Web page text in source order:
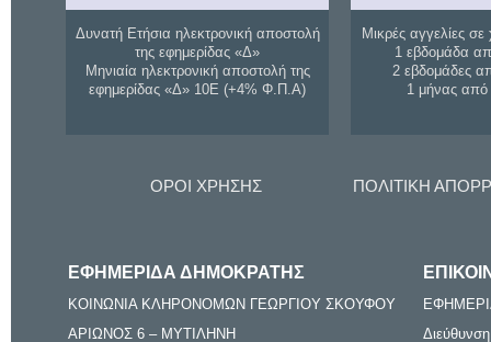
Δυνατή Ετήσια ηλεκτρονική αποστολή
της εφημερίδας «Δ»
Μηνιαία ηλεκτρονική αποστολή της
εφημερίδας «Δ» 10Ε (+4% Φ.Π.Α)
Μικρές αγγελίες σε
1 εβδομάδα
2 εβδομάδες
1 μήνας
ΟΡΟΙ ΧΡΗΣΗΣ ΠΟΛΙΤΙΚΗ
ΕΦΗΜΕΡΙΔΑ ΔΗΜΟΚΡΑΤΗΣ
ΚΟΙΝΩΝΙΑ ΚΛΗΡΟΝΟΜΩΝ ΓΕΩΡΓΙΟΥ ΣΚΟΥΦΟΥ
ΑΡΙΩΝΟΣ 6 – ΜΥΤΙΛΗΝΗ